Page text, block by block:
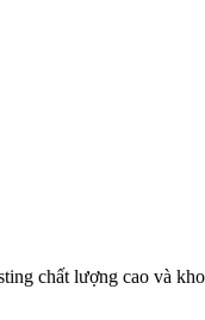
chất lượng cao và